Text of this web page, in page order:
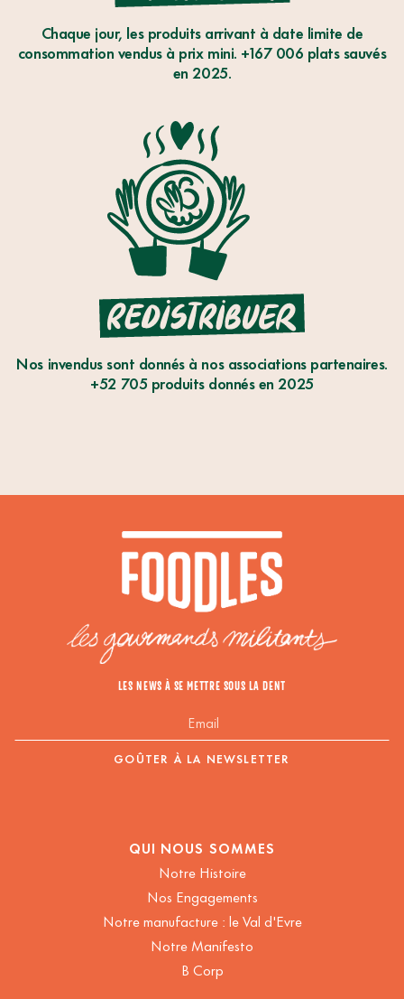
LE
GASPILLAGE
ALIMENTAIRE.
Chaque jour, les produits arrivant à date limite de
consommation vendus à prix mini. +167 006 plats sauvés
en 2025.
REDISTRIBUER
Nos invendus sont donnés à nos associations partenaires.
+52 705 produits donnés en 2025
LES NEWS À SE METTRE SOUS LA DENT
QUI NOUS SOMMES
Notre Histoire
Nos Engagements
Notre manufacture : le Val d'Evre
Notre Manifesto
B Corp